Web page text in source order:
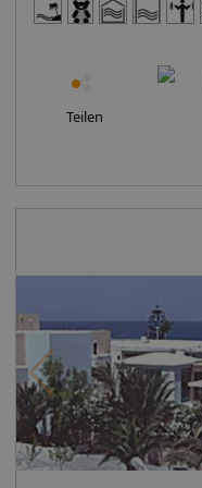
MasterCard,
Verfügbarkeit),
Konferenzräume: 1,
113Landeskategorie:
folgende
internationale
Tischgetränke zu den
Nachmittag
Frühstück:
BuffetSnacks, bei All
Küche: international,
vegetarische Gerichte:
ohne Gebühr,
Teilen